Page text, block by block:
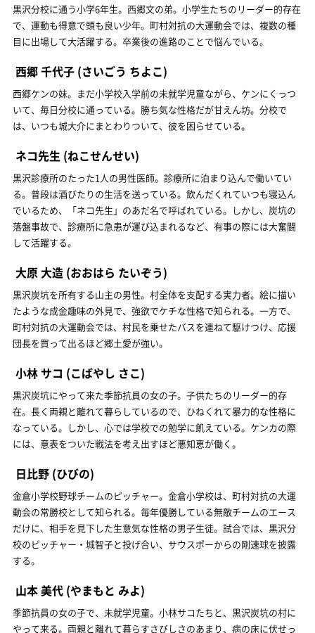
黒沢分校に通う小学6年生。西郷文の弟。小学生たちのリーダー的存在
で、運動も得意で頭も良い少年。町村対抗の大運動会では、複数の種
目に出場して大活躍する。卒業後の進路のことで悩んでいる。
西郷 千代子 (さいごう ちよこ)
西郷ケンの妹。まだ小学校入学前の未就学児童ながら、ケンにくっつ
いて、毎日分校に通っている。勝ち気な性格だが甘えん坊。分校で
は、いつも城大介にまとわりついて、彼を困らせている。
ネコ先生 (ねこせんせい)
黒沢診療所のたった1人の男性医師。診療所に泊まり込んで働いてい
る。普段は酒びたりの生活を送っている。飲んだくれていつも寝込ん
でいるため、「ネコ先生」のあだ名で呼ばれている。しかし、炭坑の
落盤事故で、診療所に急患が運び込まれるなど、有事の際には大奮闘
して活躍する。
大原 大造 (おおはら たいぞう)
黒沢炭坑を所有する山主の男性。村全体を支配する実力者。絵に描い
たような成金趣味の外見で、強欲でケチな性格で知られる。一方で、
町村対抗の大運動会では、村民を乗せたバスを連ねて駆けつけ、応援
団長を買って出るほど郷土愛が強い。
小林 サコ (こばやし さこ)
黒沢炭坑にやって来た季節抗員の女の子。子供たちのリーダー的存
在。長く両親と離れて暮らしているので、ひねくれて暴力的な性格に
なっている。しかし、心では学校での勉学に飢えている。ケンカの際
には、意表をついた戦法を考え出すほど悪知恵が働く。
日比野 (ひびの)
金倉小学校野球チームのピッチャー。金倉小学校は、町村対抗の大運
動会の常勝校として知られる。毎年優勝している無敵チームのエース
だけに、相手を見下した生意気な性格の男子生徒。試合では、黒沢分
校のピッチャー・城智子と投げ合い、サウスポーからの剛速球を披露
する。
山本 美代 (やまもと みよ)
季節抗員の女の子で、未就学児童。小林サコたちと、黒沢炭坑の村に
やって来る。両親と離れて暮らすさびしさのあまり、病の床に伏せっ